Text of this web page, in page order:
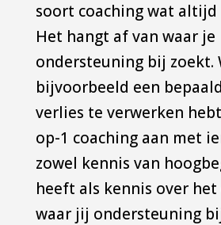
soort coaching wat altijd
Het hangt af van waar je
ondersteuning bij zoekt.
bijvoorbeeld een
verlies te verwerken
op-1 coaching aan met
zowel kennis van
heeft als kennis over
waar jij ondersteuning